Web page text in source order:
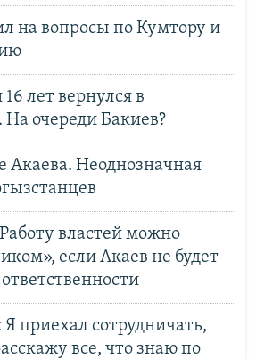
на вопросы по Кумтору и
лет вернулся в
очереди Бакиев?
Акаева. Неоднозначная
властей можно
если Акаев не будет
приехал сотрудничать,
все, что знаю по